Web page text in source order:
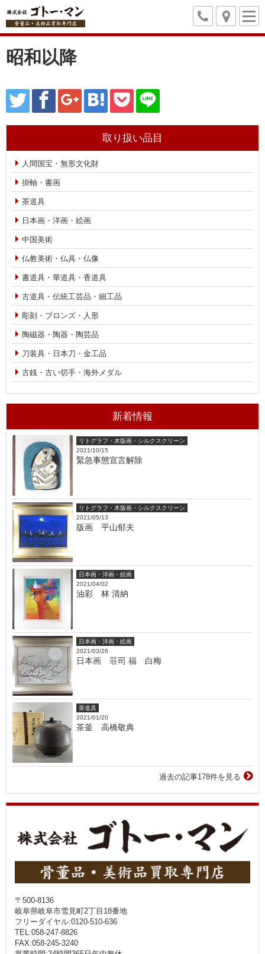
昭和以降
取り扱い品目
人間国宝・無形文化財
掛軸・書画
茶道具
日本画・洋画・絵画
中国美術
仏教美術・仏具・仏像
書道具・華道具・香道具
古道具・伝統工芸品・細工品
彫刻・ブロンズ・人形
陶磁器・陶器・陶芸品
刀装具・日本刀・金工品
古銭・古い切手・海外メダル
新着情報
リトグラフ・木版画・シルクスクリーン
2021/10/15
緊急事態宣言解除
リトグラフ・木版画・シルクスクリーン
2021/05/13
版画 平山郁夫
日本画・洋画・絵画
2021/04/02
油彩 林 清納
日本画・洋画・絵画
2021/03/26
日本画 荘司 福 白梅
茶道具
2021/01/20
茶釜 高橋敬典
過去の記事178件を見る
〒500-8136
岐阜県岐阜市雪見町2丁目18番地
フリーダイヤル:0120-510-636
TEL:058-247-8826
FAX:058-245-3240